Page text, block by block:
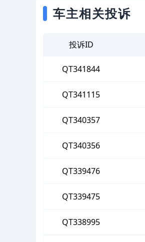
车主相关投诉
投诉ID
QT341844
QT341115
QT340357
QT340356
QT339476
QT339475
QT338995